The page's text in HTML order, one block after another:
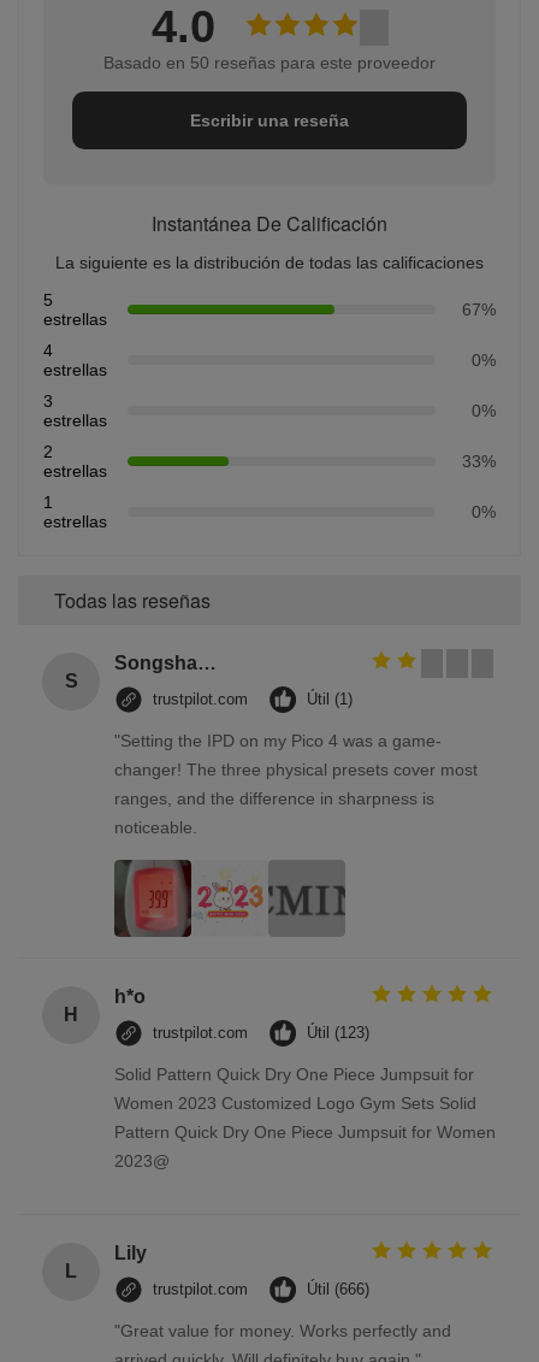
4.0
Basado en 50 reseñas para este proveedor
Escribir una reseña
Instantánea De Calificación
La siguiente es la distribución de todas las calificaciones
5
estrellas
67%
4
estrellas
0%
3
estrellas
0%
2
estrellas
33%
1
estrellas
0%
Todas las reseñas
S
Songshang
trustpilot.com Útil (1)
"Setting the IPD on my Pico 4 was a game-
changer! The three physical presets cover most
ranges, and the difference in sharpness is
noticeable.
H
h*o
trustpilot.com Útil (123)
Solid Pattern Quick Dry One Piece Jumpsuit for
Women 2023 Customized Logo Gym Sets Solid
Pattern Quick Dry One Piece Jumpsuit for Women
2023@
L
Lily
trustpilot.com Útil (666)
"Great value for money. Works perfectly and